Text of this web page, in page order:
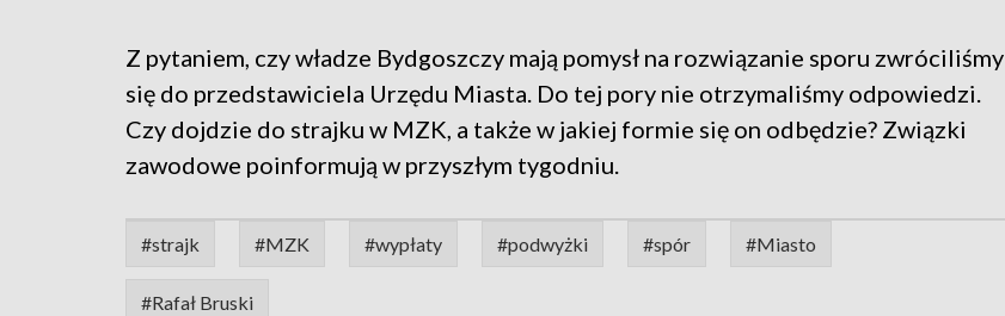
Z pytaniem, czy władze Bydgoszczy mają pomysł na rozwiązanie sporu zwróciliśmy
się do przedstawiciela Urzędu Miasta. Do tej pory nie otrzymaliśmy odpowiedzi.
Czy dojdzie do strajku w MZK, a także w jakiej formie się on odbędzie? Związki
zawodowe poinformują w przyszłym tygodniu.
#strajk #MZK #wypłaty #podwyżki #spór #Miasto
#Rafał Bruski